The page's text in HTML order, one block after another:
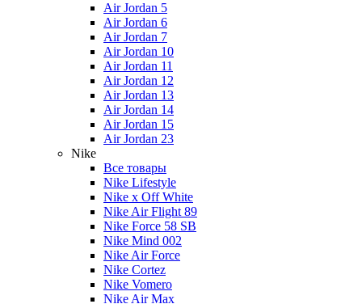
Air Jordan 5
Air Jordan 6
Air Jordan 7
Air Jordan 10
Air Jordan 11
Air Jordan 12
Air Jordan 13
Air Jordan 14
Air Jordan 15
Air Jordan 23
Nike
Все товары
Nike Lifestyle
Nike x Off White
Nike Air Flight 89
Nike Force 58 SB
Nike Mind 002
Nike Air Force
Nike Cortez
Nike Vomero
Nike Air Max